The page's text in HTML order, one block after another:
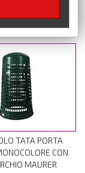
TATA PORTA
CON
MAURER